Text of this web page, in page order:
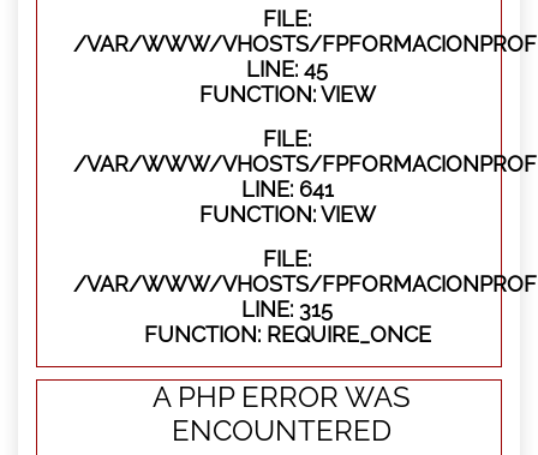
FILE:
/VAR/WWW/VHOSTS/
LINE: 45
FUNCTION: VIEW
FILE:
/VAR/WWW/VHOSTS/
LINE: 641
FUNCTION: VIEW
FILE:
/VAR/WWW/VHOSTS/
LINE: 315
FUNCTION: REQUIRE_ONCE
A PHP ERROR WAS
ENCOUNTERED